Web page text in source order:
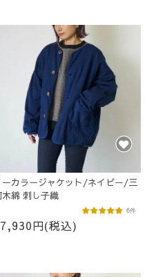
ーカラージャケット/ネイビー/三
木綿 刺し子織
円(税込)
6件